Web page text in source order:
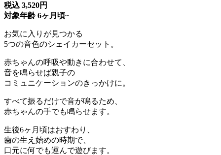
税込 3,520円
対象年齢 6ヶ月頃~
お気に入りが見つかる
5つの音色のシェイカーセット。
赤ちゃんの呼吸や動きに合わせて、
音を鳴らせば親子の
コミュニケーションのきっかけに。
すべて振るだけで音が鳴るため、
赤ちゃんの手でも鳴らせます。
生後6ヶ月頃はおすわり、
歯の生え始めの時期で、
口元に何でも運んで遊びます。